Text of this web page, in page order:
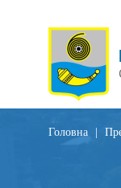
Головна